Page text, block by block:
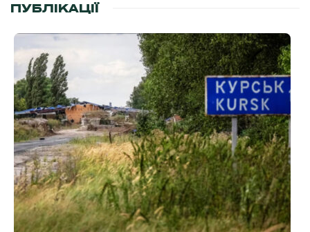
ПУБЛІКАЦІЇ